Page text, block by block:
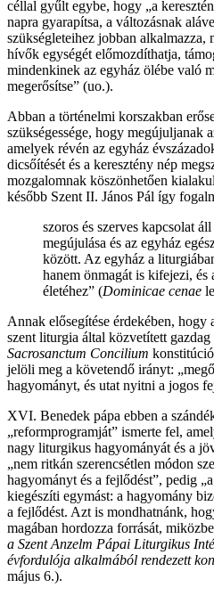
céllal gyűlt egybe, hogy „a
napra gyarapítsa, a változásnak
szükségleteihez jobban alkalmazza,
hívők egységét előmozdíthatja,
mindenkinek az egyház ölébe való
megerősítse” (uo.).
Abban a történelmi korszakban
szükségessége, hogy megújuljanak
amelyek révén az egyház
dicsőítését és a keresztény nép
mozgalomnak köszönhetően
később Szent II. János Pál így
szoros és szerves kapcsolat
megújulása és az egyház
között. Az egyház a
hanem önmagát is kifejezi,
életéhez” (Dominicae cenae
Annak elősegítése érdekében, hogy
szent liturgia által közvetített
Sacrosanctum Concilium
jelöli meg a követendő irányt:
hagyományt, és utat nyitni a jogos
XVI. Benedek pápa ebben a
„reformprogramját” ismerte fel,
nagy liturgikus hagyományát és a
„nem ritkán szerencsétlen módon
hagyományt és a fejlődést”, pedig
kiegészíti egymást: a hagyomány
a fejlődést. Azt is mondhatnánk,
magában hordozza forrását,
a Szent Anzelm Pápai Liturgikus
évfordulója alkalmából rendezett
május 6.).